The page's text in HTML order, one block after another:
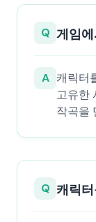
Q 게임
A 캐릭터
고유한
작곡을
Q 캐릭